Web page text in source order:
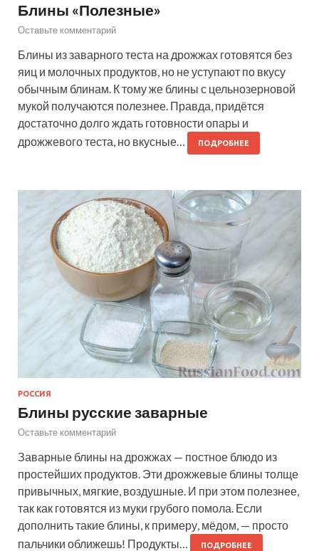
Блины «Полезные»
Оставьте комментарий
Блины из заварного теста на дрожжах готовятся без
яиц и молочных продуктов, но не уступают по вкусу
обычным блинам. К тому же блины с цельнозерновой
мукой получаются полезнее. Правда, придётся
достаточно долго ждать готовности опары и
дрожжевого теста, но вкусные…
ПОДРОБНЕЕ
РОССИЯ
Блины русские заварные
Оставьте комментарий
Заварные блины на дрожжах — постное блюдо из
простейших продуктов. Эти дрожжевые блины толще
привычных, мягкие, воздушные. И при этом полезнее,
так как готовятся из муки грубого помола. Если
дополнить такие блины, к примеру, мёдом, — просто
пальчики оближешь! Продукты…
ПОДРОБНЕЕ